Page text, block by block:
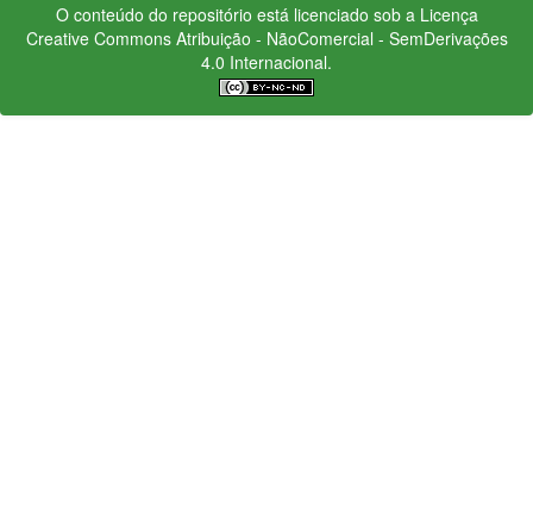
O conteúdo do repositório está licenciado sob a Licença
Creative CommonsAtribuição - NãoComercial - SemDerivações
4.0 Internacional.